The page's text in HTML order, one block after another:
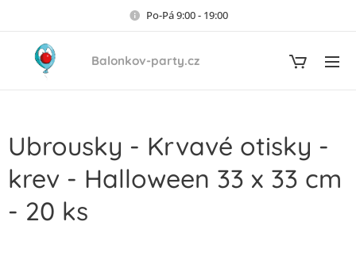
Po-Pá 9:00 - 19:00
Balonkov-party.cz
Ubrousky - Krvavé otisky -
krev - Halloween 33 x 33 cm
- 20 ks